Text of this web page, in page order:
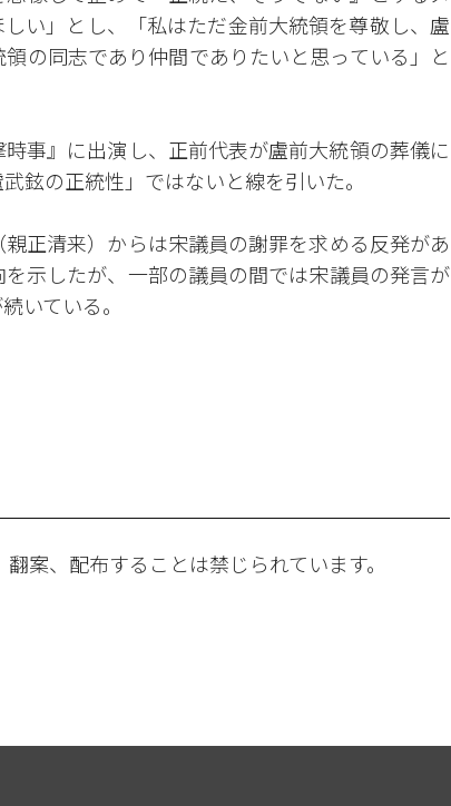
い」とし、「私はただ金前大統領を尊敬し、盧
の同志であり仲間でありたいと思っている」と
事』に出演し、正前代表が盧前大統領の葬儀に
鉉の正統性」ではないと線を引いた。
正清来）からは宋議員の謝罪を求める反発があ
示したが、一部の議員の間では宋議員の発言が
いている。
案、配布することは禁じられています。